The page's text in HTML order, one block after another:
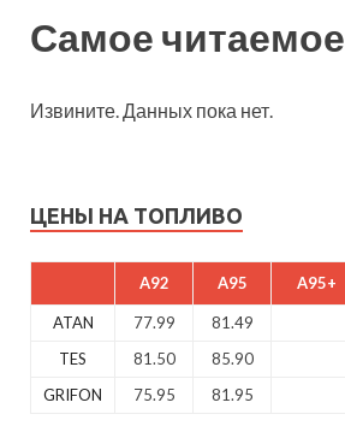
Самое читаемое
Извините. Данных пока нет.
ЦЕНЫ НА ТОПЛИВО
A92 A95 A95+
ATAN 77.99 81.49
TES
81.50 85.90
GRIFON
75.95 81.95